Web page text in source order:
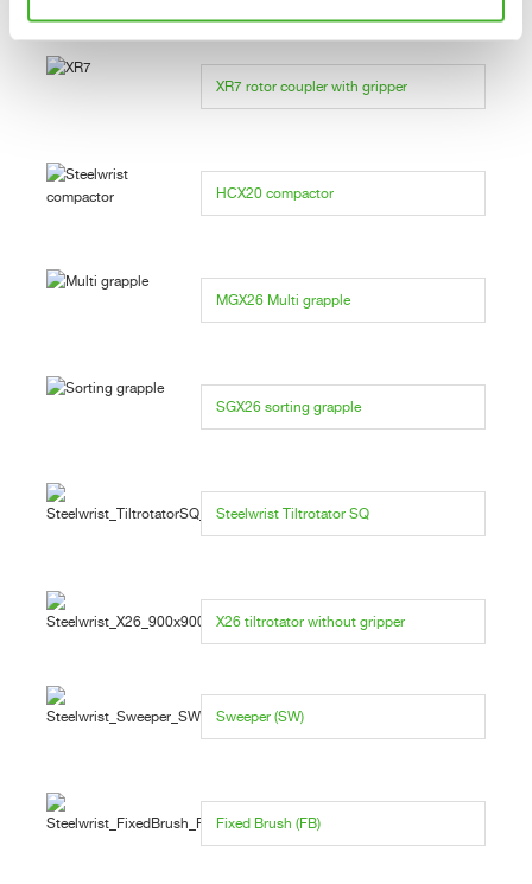
XR7 rotor coupler with gripper
HCX20 compactor
MGX26 Multi grapple
SGX26 sorting grapple
Steelwrist Tiltrotator SQ
X26 tiltrotator without gripper
Sweeper (SW)
Fixed Brush (FB)